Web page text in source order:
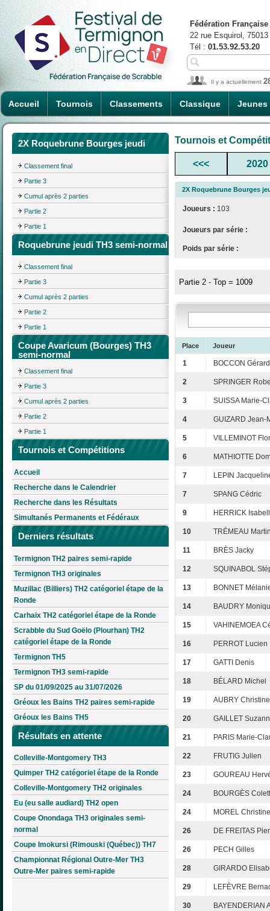
Accueil Tournois Classements Classique Jeunes
Fédération
22 rue Esquirol,
Tél : 01.53.92.53.20
Il y a actuellement
2X Roquebrune Bourges jeudi
Classement final
Partie 3
Cumul après 2 parties
Partie 2
Partie 1
Roquebrune jeudi TH3 semi-normal
Classement final
Partie 3
Cumul après 2 parties
Partie 2
Partie 1
Coupe Avaricum (Bourges) TH3
semi-normal
Classement final
Partie 3
Cumul après 2 parties
Partie 2
Partie 1
Tournois et Compétitions
Accueil
Recherche dans le Calendrier
Recherche dans les Résultats
Simultanés Permanents et Fédéraux
Derniers résultats
Termignon TH2 paires semi-rapide
Termignon TH3 originales
Muzillac (Billiers) TH2 catégoriel étape de la
Ronde
Carhaix TH2 catégoriel étape de la Ronde
Scrabble du Sud Goëlo (Plourhan) TH2
catégoriel étape de la Ronde
Termignon TH5
Termignon TH3 semi-rapide
SP du 01/09/2025 au 31/07/2026
Gréoux les Bains TH2 paires semi-rapide
Gréoux les Bains TH5
Résultats en attente
Colleville-Montgomery TH3
Quimper TH2 catégoriel étape de la Ronde
Colleville-Montgomery TH2 originales
Eu (eu salle audiard) TH2 open
Coupe Onondaga TH3 originales semi-
normal
Coupe Imokursi (Rimouski (Québec)) TH7
Championnat Régional Outre-Mer TH3
Outre-Mer paires semi-rapide
Tournois et
<<< 2020
2X Roquebrune Bourges
Joueurs : 103
Joueurs par série :
Poids par série :
Partie 2 - Top = 1009
Place Joueur
1 BOCCON Gérard
2 SPRINGER
3 SUISSA Marie-
4 GUIZARD Jean-
5 VILLEMINOT
6 MATHIOTTE
7 LEPIN
7 SPANG Cédric
9 HERRICK
10 TRÉMEAU
11 BRÈS Jacky
12 SQUINABOL
13 BONNET
14 BAUDRY
15 VAHINEMOEA
16 PERROT Lucien
17 GATTI Denis
18 BÉLARD Michel
19 AUBRY Christine
20 GAILLET
21 PARIS Marie-
22 FRUTIG Julien
23 GOUREAU
24 BOURGÈS
24 MOREL Christine
26 DE FREITAS
26 PECH Gilles
28 GIRARDO
29 LEFÈVRE
30 BAYENDERIAN